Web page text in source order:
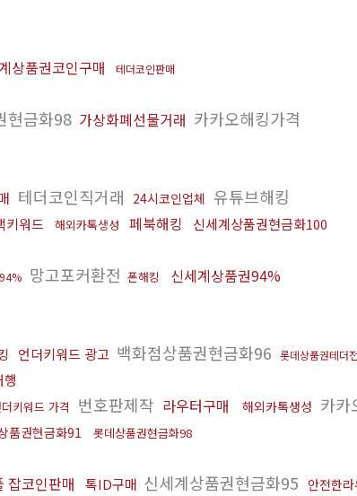
상품권코인구매
테더코인판매
현금화98 가상화폐선물거래 카카오해킹가격
테더코인직거래 24시코인업체 유튜브해킹
키워드 해외카톡생성 페북해킹
신세계상품권현금화100
망고포커환전 폰해킹 신세계상품권94%
언더키워드 광고 백화점상품권현금화96 롯데상품권테더
키워드 가격 번호판제작 라우터구매 해외카톡생성 카카
품권현금화91 롯데상품권현금화98
잡코인판매 톡ID구매 신세계상품권현금화95 안전한